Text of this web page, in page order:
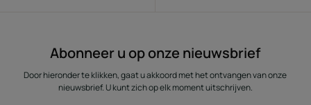
Abonneer u op onze nieuwsbrief
Door hieronder te klikken, gaat u akkoord met het ontvangen van onze
nieuwsbrief. U kunt zich op elk moment uitschrijven.